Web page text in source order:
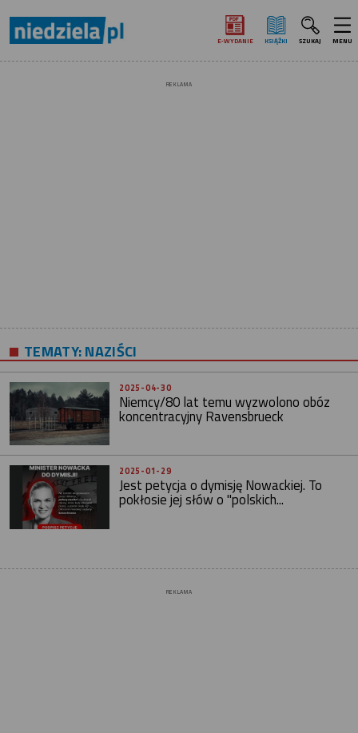
E‑WYDANIE KSIĄŻKI SZUKAJ MENU
REKLAMA
TEMATY:NAZIŚCI
2025-04-30
Niemcy/80 lat temu wyzwolono obóz
koncentracyjny Ravensbrueck
2025-01-29
Jest petycja o dymisję Nowackiej. To
pokłosie jej słów o "polskich...
REKLAMA